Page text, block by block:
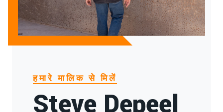
हमारे मालिक से मिलें
Steve Depeel